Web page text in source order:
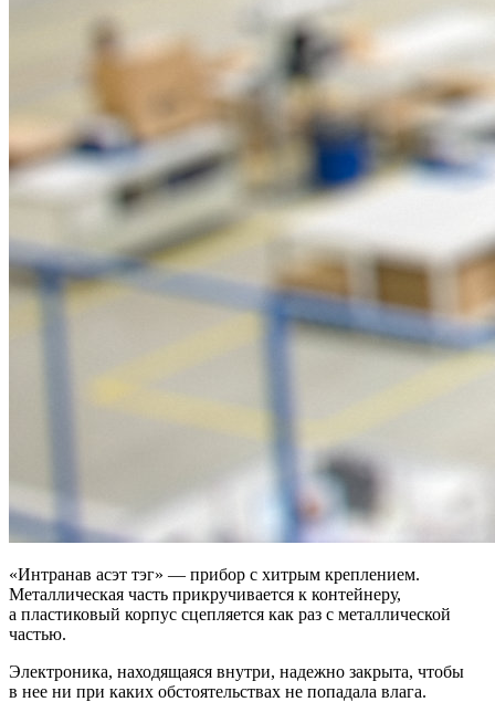
«Интранав асэт тэг» — прибор с хитрым креплением.
Металлическая часть прикручивается к контейнеру,
а пластиковый корпус сцепляется как раз с металлической
частью.
Электроника, находящаяся внутри, надежно закрыта, чтобы
в нее ни при каких обстоятельствах не попадала влага.